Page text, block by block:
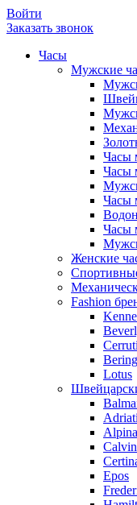
Войти
Заказать звонок
Часы
Мужские
Часы
Часы
Часы
Часы
Женские
Fashion
Cerruti
Bering
Lotus
Alpina
Epos